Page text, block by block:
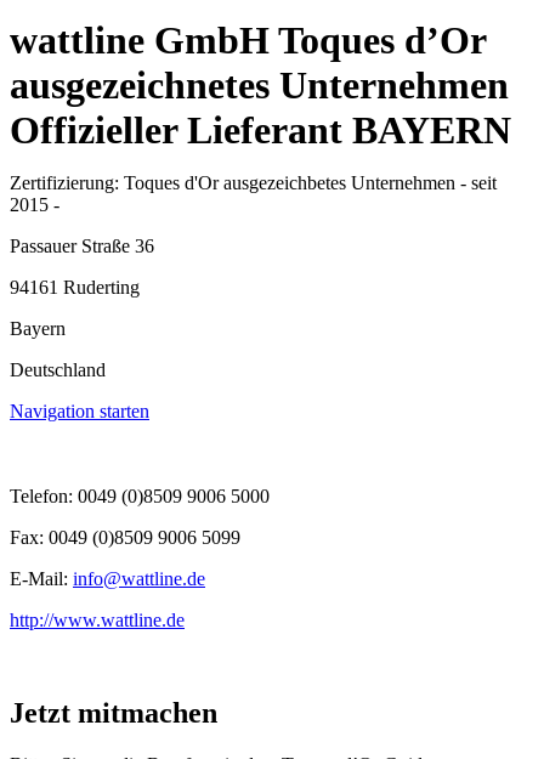
wattline GmbH Toques d’Or
ausgezeichnetes Unternehmen
Offizieller Lieferant BAYERN
Zertifizierung: Toques d'Or ausgezeichbetes Unternehmen - seit
2015 -
Passauer Straße 36
94161 Ruderting
Bayern
Deutschland
Navigation starten
Telefon: 0049 (0)8509 9006 5000
Fax: 0049 (0)8509 9006 5099
E-Mail: info@wattline.de
http://www.wattline.de
Jetzt mitmachen